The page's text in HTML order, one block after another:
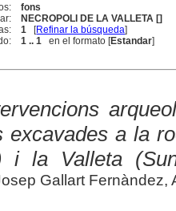
fons
NECROPOLI DE LA VALLETA []
1 [Refinar la búsqueda]
1 .. 1 en el formato [Estandar]
excavades a la
i la Valleta
Gallart Fernàndez,